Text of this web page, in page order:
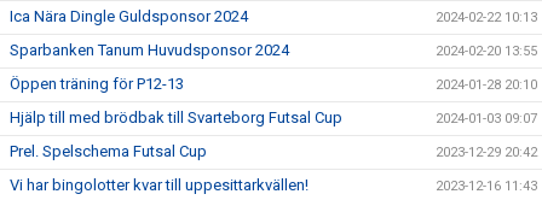
Ica Nära Dingle Guldsponsor 2024 2024-02-22 10:13
Sparbanken Tanum Huvudsponsor 2024 2024-02-20 13:55
Öppen träning för P12-13 2024-01-28 20:10
Hjälp till med brödbak till Svarteborg Futsal Cup 2024-01-03 09:07
Prel. Spelschema Futsal Cup 2023-12-29 20:42
Vi har bingolotter kvar till uppesittarkvällen! 2023-12-16 11:43